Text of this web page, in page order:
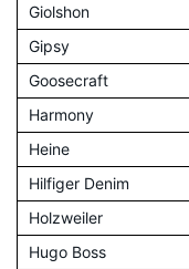
Giolshon
Gipsy
Goosecraft
Harmony
Heine
Hilfiger Denim
Holzweiler
Hugo Boss